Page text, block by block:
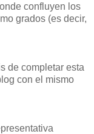
confluyen los
grados (es decir,
de completar esta
con el mismo